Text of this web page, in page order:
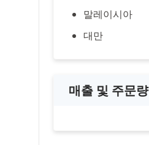
말레이시아
대만
매출 및 주문량